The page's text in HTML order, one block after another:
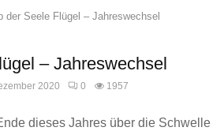
der Seele Flügel – Jahreswechsel
– Jahreswechsel
2020 0 1957
dieses Jahres über die Schwelle